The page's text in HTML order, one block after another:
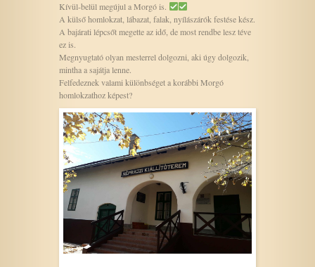
Kívül-belül megújul a Morgó is.
A külső homlokzat, lábazat, falak, nyílászárók festése kész.
A bajárati lépcsőt megette az idő, de most rendbe lesz téve
ez is.
Megnyugtató olyan mesterrel dolgozni, aki úgy dolgozik,
mintha a sajátja lenne.
Felfedeznek valami különbséget a korábbi Morgó
homlokzathoz képest?